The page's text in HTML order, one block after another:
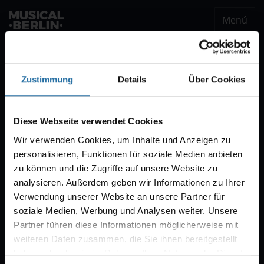
Zustimmung Details Über Cookies
Diese Webseite verwendet Cookies
Wir verwenden Cookies, um Inhalte und Anzeigen zu
personalisieren, Funktionen für soziale Medien anbieten
zu können und die Zugriffe auf unsere Website zu
analysieren. Außerdem geben wir Informationen zu Ihrer
Verwendung unserer Website an unsere Partner für
soziale Medien, Werbung und Analysen weiter. Unsere
Partner führen diese Informationen möglicherweise mit
weiteren Daten zusammen, die Sie ihnen bereitgestellt
haben oder die sie im Rahmen Ihrer Nutzung der Dienste
Menú
Estaremos encantados de enviarle un correo
entradas para "CABARET – Das Berlin-Musical".
Por regla general, la venta comienza con diez
semanas de antelación.